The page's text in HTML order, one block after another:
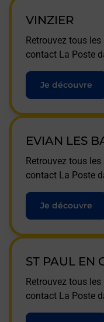
VINZIER
Retrouvez tous
contact La Poste
Je découvre
EVIAN LES
Retrouvez tous
contact La Poste
Je découvre
ST PAUL EN
Retrouvez tous
contact La Poste